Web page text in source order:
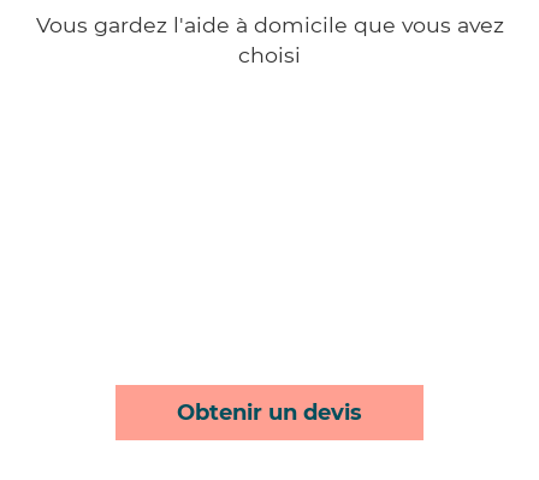
Vous gardez l'aide à domicile que vous avez
choisi
Obtenir un devis